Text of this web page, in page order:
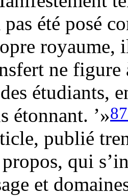
pas été posé
royaume,
ne figure
étudiants,
étonnant. ’»
publié
qui
et